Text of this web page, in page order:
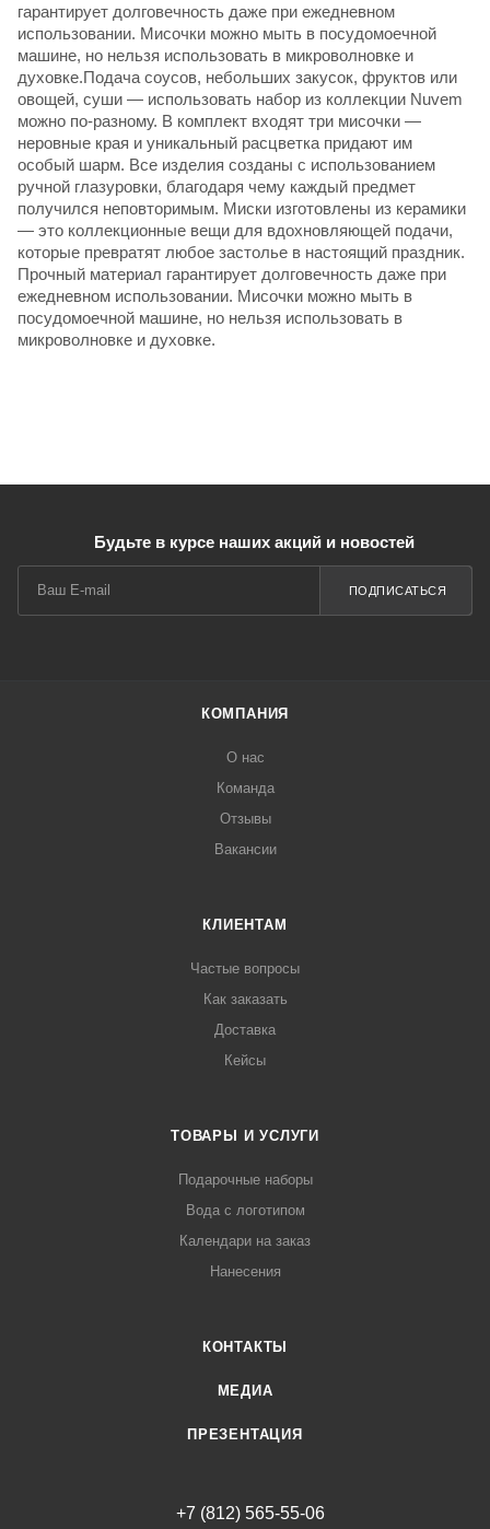
гарантирует долговечность даже при ежедневном
использовании. Мисочки можно мыть в посудомоечной
машине, но нельзя использовать в микроволновке и
духовке.Подача соусов, небольших закусок, фруктов или
овощей, суши — использовать набор из коллекции Nuvem
можно по-разному. В комплект входят три мисочки —
неровные края и уникальный расцветка придают им
особый шарм. Все изделия созданы с использованием
ручной глазуровки, благодаря чему каждый предмет
получился неповторимым. Миски изготовлены из керамики
— это коллекционные вещи для вдохновляющей подачи,
которые превратят любое застолье в настоящий праздник.
Прочный материал гарантирует долговечность даже при
ежедневном использовании. Мисочки можно мыть в
посудомоечной машине, но нельзя использовать в
микроволновке и духовке.
Будьте в курсе наших акций и новостей
ПОДПИСАТЬСЯ
КОМПАНИЯ
О нас
Команда
Отзывы
Вакансии
КЛИЕНТАМ
Частые вопросы
Как заказать
Доставка
Кейсы
ТОВАРЫ И УСЛУГИ
Подарочные наборы
Вода с логотипом
Календари на заказ
Нанесения
КОНТАКТЫ
МЕДИА
ПРЕЗЕНТАЦИЯ
+7 (812) 565-55-06